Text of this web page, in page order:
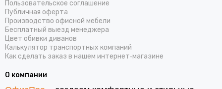
Пользовательское соглашение
Публичная оферта
Производство офисной мебели
Бесплатный выезд менеджера
Цвет обивки диванов
Калькулятор транспортных компаний
Как сделать заказ в нашем интернет‑магазине
О компании